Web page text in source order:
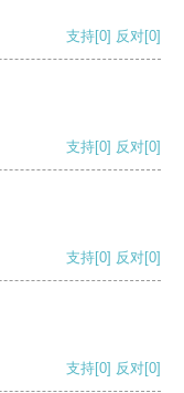
支持[0] 反对[0]
支持[0] 反对[0]
支持[0] 反对[0]
支持[0] 反对[0]